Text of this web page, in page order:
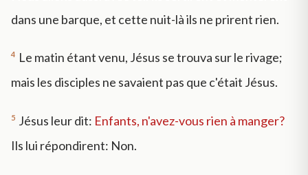
dans une barque, et cette nuit-là ils ne prirent rien.
4 Le matin étant venu, Jésus se trouva sur le rivage;
mais les disciples ne savaient pas que c'était Jésus.
5 Jésus leur dit: Enfants, n'avez-vous rien à manger?
Ils lui répondirent: Non.